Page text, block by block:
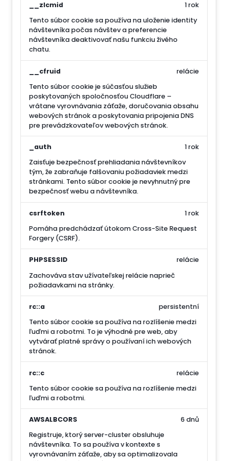
__zlcmid
Tento súbor cookie sa používa na uloženie identity
návštevníka počas návštev a preferencie
návštevníka deaktivovať našu funkciu živého
chatu.
1 rok
__cfruid
Tento súbor cookie je súčasťou služieb
poskytovaných spoločnosťou Cloudflare –
vrátane vyrovnávania záťaže, doručovania obsahu
webových stránok a poskytovania pripojenia DNS
pre prevádzkovateľov webových stránok.
relácie
_auth
Zaisťuje bezpečnosť prehliadania návštevníkov
tým, že zabraňuje falšovaniu požiadaviek medzi
stránkami. Tento súbor cookie je nevyhnutný pre
bezpečnosť webu a návštevníka.
1 rok
csrftoken
Pomáha predchádzať útokom Cross-Site Request
Forgery (CSRF).
1 rok
PHPSESSID
Zachováva stav užívateľskej relácie naprieč
požiadavkami na stránky.
relácie
rc::a
Tento súbor cookie sa používa na rozlíšenie medzi
ľuďmi a robotmi. To je výhodné pre web, aby
vytvárať platné správy o používaní ich webových
stránok.
persistentní
rc::c
Tento súbor cookie sa používa na rozlíšenie medzi
ľuďmi a robotmi.
relácie
AWSALBCORS
Registruje, ktorý server-cluster obsluhuje
návštevníka. To sa používa v kontexte s
vyrovnávaním záťaže, aby sa optimalizovala
6 dnů